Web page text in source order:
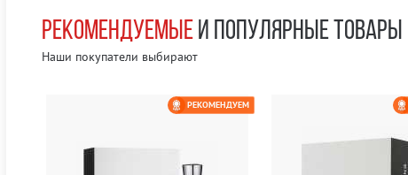
РЕКОМЕНДУЕМЫЕИ ПОПУЛЯРНЫЕ ТОВАРЫ
Наши покупатели выбирают
РЕКОМЕНДУЕМ